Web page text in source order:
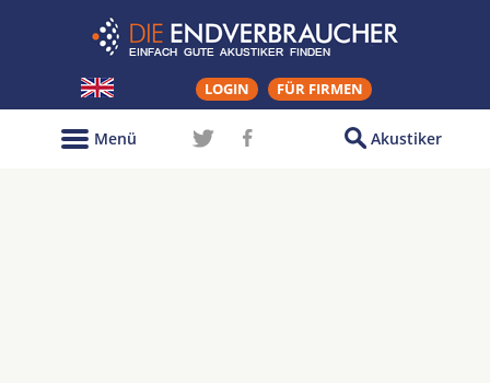
LOGIN FÜR FIRMEN
Akustiker
Menü